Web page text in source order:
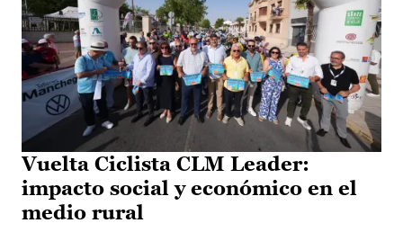
Vuelta Ciclista CLM Leader:
impacto social y económico en el
medio rural